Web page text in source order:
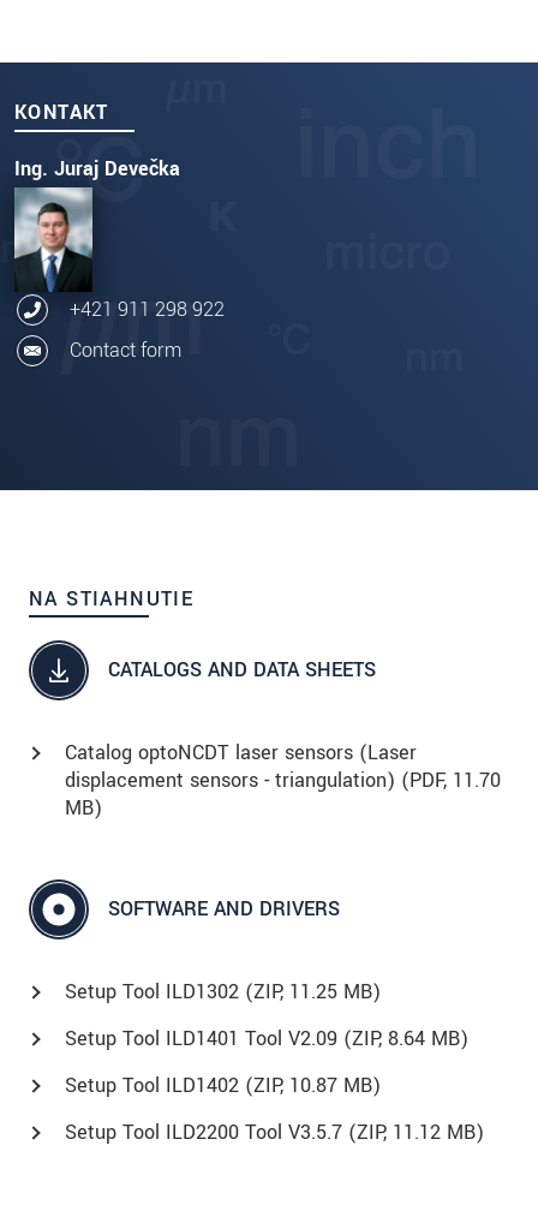
KONTAKT
Ing. Juraj Devečka
+421 911 298 922
Contact form
NA STIAHNUTIE
CATALOGS AND DATA SHEETS
Catalog optoNCDT laser sensors (Laser
displacement sensors - triangulation) (PDF, 11.70
MB)
SOFTWARE AND DRIVERS
Setup Tool ILD1302 (ZIP, 11.25 MB)
Setup Tool ILD1401 Tool V2.09 (ZIP, 8.64 MB)
Setup Tool ILD1402 (ZIP, 10.87 MB)
Setup Tool ILD2200 Tool V3.5.7 (ZIP, 11.12 MB)